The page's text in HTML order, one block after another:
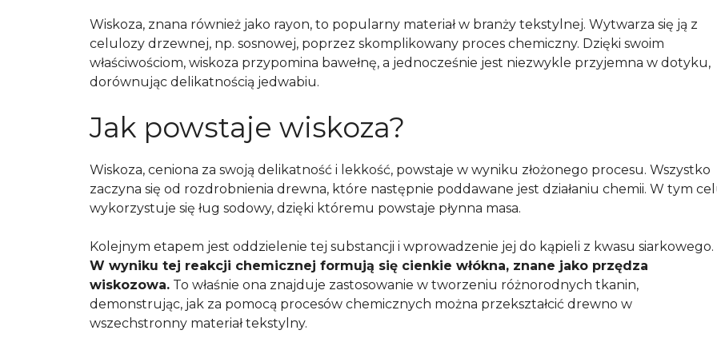
Wiskoza, znana również jako rayon, to popularny materiał w branży tekstylnej. Wytwarza się ją z
celulozy drzewnej, np. sosnowej, poprzez skomplikowany proces chemiczny. Dzięki swoim
właściwościom, wiskoza przypomina bawełnę, a jednocześnie jest niezwykle przyjemna w dotyku,
dorównując delikatnością jedwabiu.
Jak powstaje wiskoza?
Wiskoza, ceniona za swoją delikatność i lekkość, powstaje w wyniku złożonego procesu. Wszystko
zaczyna się od rozdrobnienia drewna, które następnie poddawane jest działaniu chemii. W tym
wykorzystuje się ług sodowy, dzięki któremu powstaje płynna masa.
Kolejnym etapem jest oddzielenie tej substancji i wprowadzenie jej do kąpieli z kwasu siarkowego.
W wyniku tej reakcji chemicznej formują się cienkie włókna, znane jako przędza
wiskozowa. To właśnie ona znajduje zastosowanie w tworzeniu różnorodnych tkanin,
demonstrując, jak za pomocą procesów chemicznych można przekształcić drewno w
wszechstronny materiał tekstylny.